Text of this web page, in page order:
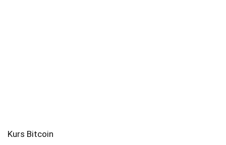
Kurs Bitcoin